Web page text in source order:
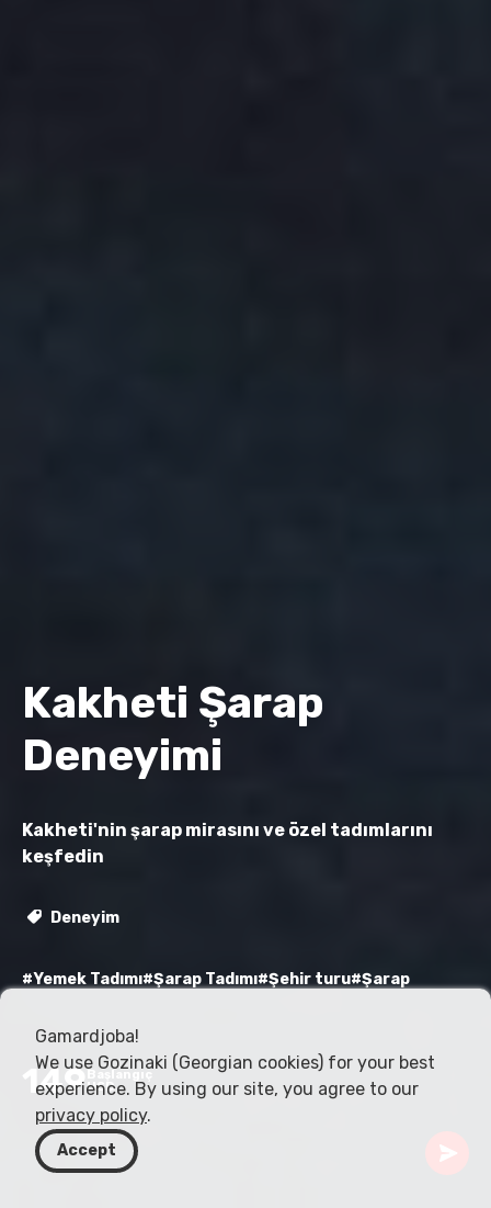
Kakheti Şarap
Deneyimi
Kakheti'nin şarap mirasını ve özel tadımlarını
keşfedin
Deneyim
#Yemek Tadımı#Şarap Tadımı#Şehir turu#Şarap
149USD
Gamardjoba!
We use Gozinaki (Georgian cookies) for your best
experience. By using our site, you agree to our
privacy policy.
Accept